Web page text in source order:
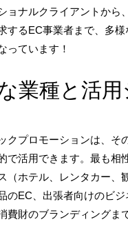
ョナルクライアントから
するEC事業者まで、多様
っています！
業種と活用
クプロモーションは、そ
で活用できます。最も相
（ホテル、レンタカー、
のEC、出張者向けのビ
費財のブランディングま